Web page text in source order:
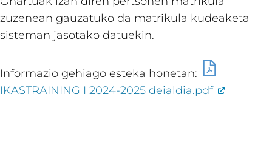
zuzenean gauzatuko da matrikula kudeaketa
sisteman jasotako datuekin.
Informazio gehiago esteka honetan:
IKASTRAINING I 2024-2025 deialdia.pdf